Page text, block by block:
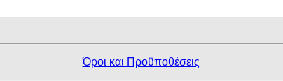
Όροι και Προϋποθέσεις